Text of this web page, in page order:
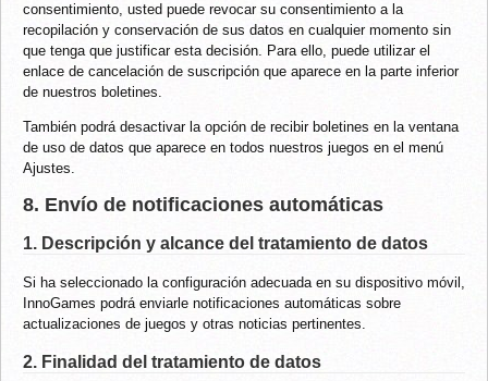
consentimiento, usted puede revocar su consentimiento a la
recopilación y conservación de sus datos en cualquier momento sin
que tenga que justificar esta decisión. Para ello, puede utilizar el
enlace de cancelación de suscripción que aparece en la parte inferior
de nuestros boletines.
También podrá desactivar la opción de recibir boletines en la ventana
de uso de datos que aparece en todos nuestros juegos en el menú
Ajustes.
8. Envío de notificaciones automáticas
1. Descripción y alcance del tratamiento de datos
Si ha seleccionado la configuración adecuada en su dispositivo móvil,
InnoGames podrá enviarle notificaciones automáticas sobre
actualizaciones de juegos y otras noticias pertinentes.
2. Finalidad del tratamiento de datos